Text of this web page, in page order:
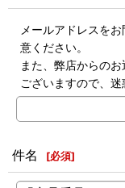
メールアドレスを
意ください。
また、弊店からの
ございますので、迷
件名 [必須]